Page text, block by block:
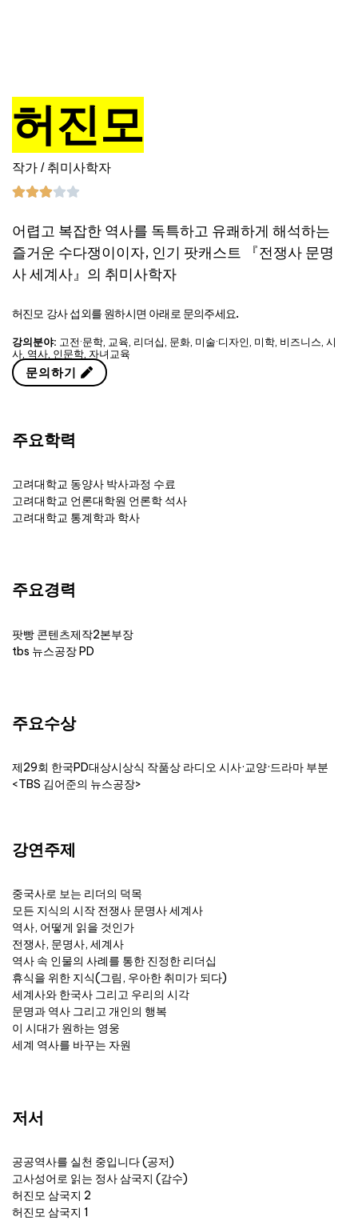
허진모
작가 / 취미사학자
어렵고 복잡한 역사를 독특하고 유쾌하게 해석하는
즐거운 수다쟁이이자, 인기 팟캐스트 『전쟁사 문명
사 세계사』의 취미사학자
허진모 강사 섭외를 원하시면 아래로 문의주세요.
강의분야: 고전·문학 교육 리더십 문화 미술·디자인 미학 비즈니스 시
사 역사 인문학 자녀교육
문의하기
주요학력
고려대학교 동양사 박사과정 수료
고려대학교 언론대학원 언론학 석사
고려대학교 통계학과 학사
주요경력
팟빵 콘텐츠제작2본부장
tbs 뉴스공장 PD
주요수상
제29회 한국PD대상시상식 작품상 라디오 시사·교양·드라마 부분
<TBS 김어준의 뉴스공장>
강연주제
중국사로 보는 리더의 덕목
모든 지식의 시작 전쟁사 문명사 세계사
역사, 어떻게 읽을 것인가
전쟁사, 문명사, 세계사
역사 속 인물의 사례를 통한 진정한 리더십
휴식을 위한 지식(그림, 우아한 취미가 되다)
세계사와 한국사 그리고 우리의 시각
문명과 역사 그리고 개인의 행복
이 시대가 원하는 영웅
세계 역사를 바꾸는 자원
저서
공공역사를 실천 중입니다 (공저)
고사성어로 읽는 정사 삼국지 (감수)
허진모 삼국지 2
허진모 삼국지 1